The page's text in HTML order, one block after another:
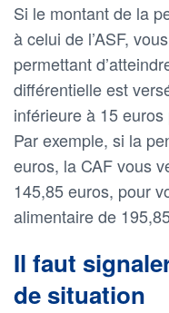
Si le montant de la
à celui de l’ASF,
permettant
différentielle est
inférieure à 15
Par exemple, si la
euros, la CAF vous
145,85 euros, pour
alimentaire de
Il faut
de situation